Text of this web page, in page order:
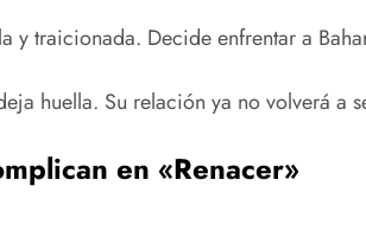
y traicionada. Decide enfrentar a
huella. Su relación ya no volverá a
en «Renacer»